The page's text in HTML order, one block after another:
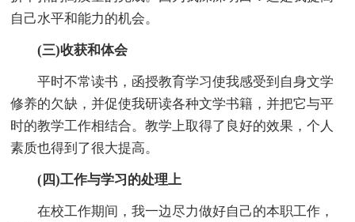
自己水平和能力的机会。
(三)收获和体会
平时不常读书，函授教育学习使我感受到自身文学
修养的欠缺，并促使我研读各种文学书籍，并把它与平
时的教学工作相结合。教学上取得了良好的效果，个人
素质也得到了很大提高。
(四)工作与学习的处理上
在校工作期间，我一边尽力做好自己的本职工作，